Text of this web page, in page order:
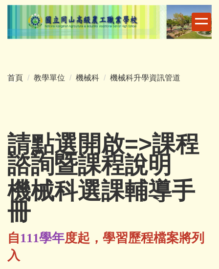
跳
主
區
首頁 教學單位 機械科 機械科升學資訊管道
請點選開啟=>課程
諮詢暨課程說明
機械科選課輔導手
冊
自111學年度起，學習歷程檔案將列
入